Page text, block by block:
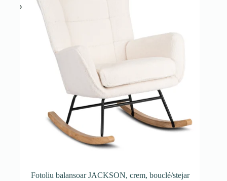
Fotoliu balansoar JACKSON, crem, bouclé/stejar